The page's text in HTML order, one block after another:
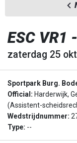
ESC VR1
zaterdag 25
Sportpark Burg.
Official: Harderwijk,
(Assistent-
Wedstrijdnummer:
Type: --